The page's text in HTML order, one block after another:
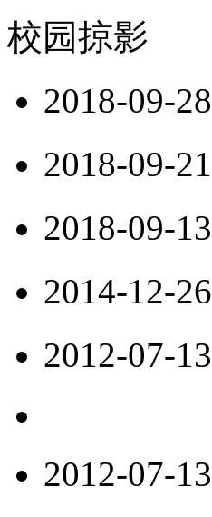
校园掠影
2018-09-28
2018-09-21
2018-09-13
2014-12-26
2012-07-13
2012-07-13